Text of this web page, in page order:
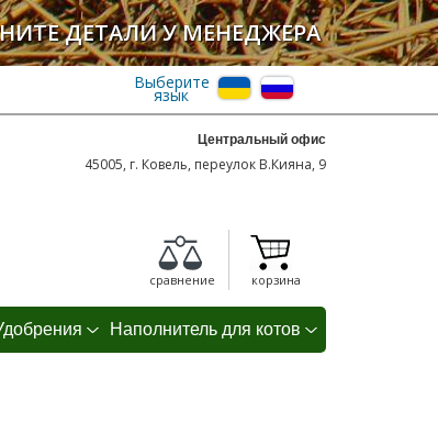
ДЕТАЛИ У МЕНЕДЖЕРА
Выберите
язык
Центральный офис
45005, г. Ковель, переулок В.Кияна, 9
сравнение корзина
Наполнитель для котов